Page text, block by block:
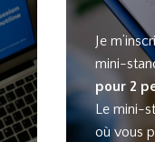
Je
mini-
pour 2
Le mini-
où vous